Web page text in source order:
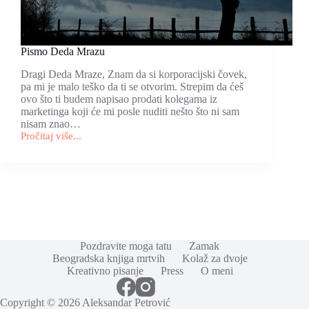
Pismo Deda Mrazu
Dragi Deda Mraze, Znam da si korporacijski čovek,
pa mi je malo teško da ti se otvorim. Strepim da ćeš
ovo što ti budem napisao prodati kolegama iz
marketinga koji će mi posle nuditi nešto što ni sam
nisam znao…
Pročitaj više...
Pismo
Pozdravite moga tatu
Zamak
Beogradska knjiga mrtvih
Kolaž za dvoje
Kreativno pisanje
Press O meni
Copyright © 2026 Aleksandar Petrović